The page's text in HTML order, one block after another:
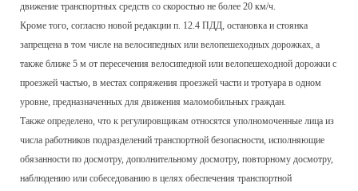
движение транспортных средств со скоростью не более 20 км/ч.
Кроме того, согласно новой редакции п. 12.4 ПДД, остановка и стоянка
запрещена в том числе на велосипедных или велопешеходных дорожках, а
также ближе 5 м от пересечения велосипедной или велопешеходной дорожки с
проезжей частью, в местах сопряжения проезжей части и тротуара в одном
уровне, предназначенных для движения маломобильных граждан.
Также определено, что к регулировщикам относятся уполномоченные лица из
числа работников подразделений транспортной безопасности, исполняющие
обязанности по досмотру, дополнительному досмотру, повторному досмотру,
наблюдению или собеседованию в целях обеспечения транспортной